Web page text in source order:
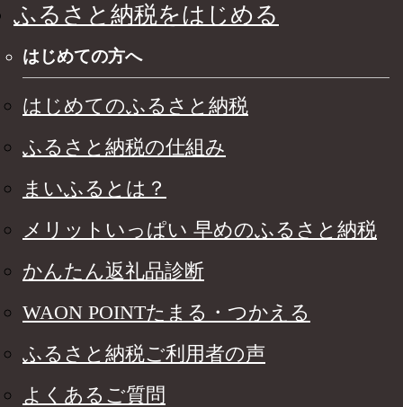
ふるさと納税をはじめる
はじめての方へ
はじめてのふるさと納税
ふるさと納税の仕組み
まいふるとは？
メリットいっぱい 早めのふるさと納税
かんたん返礼品診断
WAON POINTたまる・つかえる
ふるさと納税ご利用者の声
よくあるご質問